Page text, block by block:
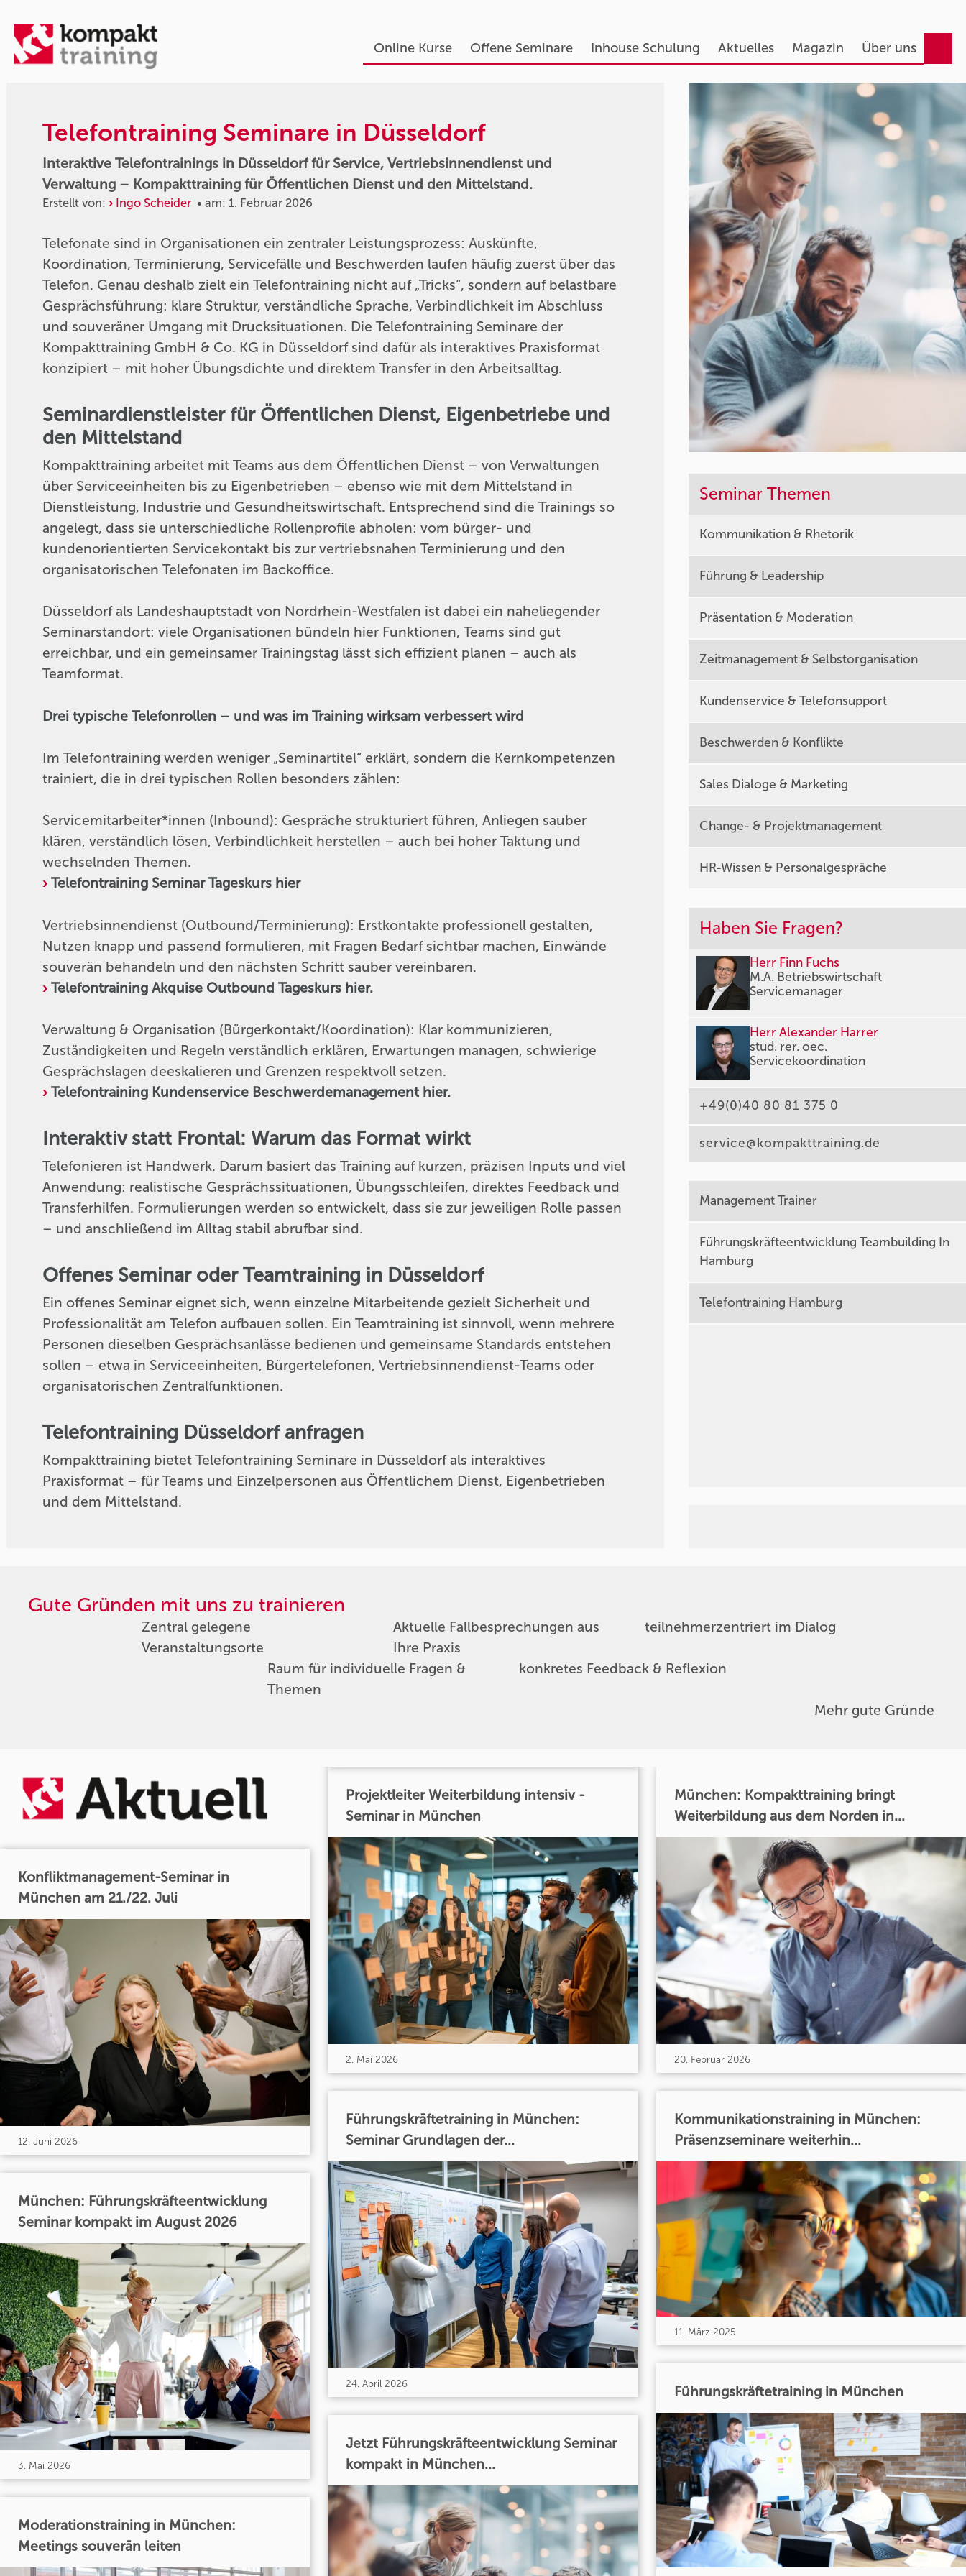
Online Kurse Offene Seminare Inhouse Schulung Aktuelles Magazin Über uns
Seminar Themen
Kommunikation & Rhetorik
Führung & Leadership
Präsentation & Moderation
Zeitmanagement & Selbstorganisation
Kundenservice & Telefonsupport
Beschwerden & Konflikte
Sales Dialoge & Marketing
Change- & Projektmanagement
HR-Wissen & Personalgespräche
Haben Sie Fragen?
Herr Finn Fuchs
M.A. Betriebswirtschaft
Servicemanager
Herr Alexander Harrer
stud. rer. oec.
Servicekoordination
+49(0)40 80 81 375 0
service@kompakttraining.de
Management Trainer
Führungskräfteentwicklung Teambuilding In
Hamburg
Telefontraining Hamburg
Telefontraining Seminare in Düsseldorf
Interaktive Telefontrainings in Düsseldorf für Service, Vertriebsinnendienst und
Verwaltung – Kompakttraining für Öffentlichen Dienst und den Mittelstand.
Erstellt von: Ingo Scheider • am: 1. Februar 2026
Telefonate sind in Organisationen ein zentraler Leistungsprozess: Auskünfte,
Koordination, Terminierung, Servicefälle und Beschwerden laufen häufig zuerst über das
Telefon. Genau deshalb zielt ein Telefontraining nicht auf „Tricks“, sondern auf belastbare
Gesprächsführung: klare Struktur, verständliche Sprache, Verbindlichkeit im Abschluss
und souveräner Umgang mit Drucksituationen. Die Telefontraining Seminare der
Kompakttraining GmbH & Co. KG in Düsseldorf sind dafür als interaktives Praxisformat
konzipiert – mit hoher Übungsdichte und direktem Transfer in den Arbeitsalltag.
Seminardienstleister für Öffentlichen Dienst, Eigenbetriebe und
den Mittelstand
Kompakttraining arbeitet mit Teams aus dem Öffentlichen Dienst – von Verwaltungen
über Serviceeinheiten bis zu Eigenbetrieben – ebenso wie mit dem Mittelstand in
Dienstleistung, Industrie und Gesundheitswirtschaft. Entsprechend sind die Trainings so
angelegt, dass sie unterschiedliche Rollenprofile abholen: vom bürger- und
kundenorientierten Servicekontakt bis zur vertriebsnahen Terminierung und den
organisatorischen Telefonaten im Backoffice.
Düsseldorf als Landeshauptstadt von Nordrhein-Westfalen ist dabei ein naheliegender
Seminarstandort: viele Organisationen bündeln hier Funktionen, Teams sind gut
erreichbar, und ein gemeinsamer Trainingstag lässt sich effizient planen – auch als
Teamformat.
Drei typische Telefonrollen – und was im Training wirksam verbessert wird
Im Telefontraining werden weniger „Seminartitel“ erklärt, sondern die Kernkompetenzen
trainiert, die in drei typischen Rollen besonders zählen:
Servicemitarbeiter*innen (Inbound): Gespräche strukturiert führen, Anliegen sauber
klären, verständlich lösen, Verbindlichkeit herstellen – auch bei hoher Taktung und
wechselnden Themen.
Telefontraining Seminar Tageskurs hier
Vertriebsinnendienst (Outbound/Terminierung): Erstkontakte professionell gestalten,
Nutzen knapp und passend formulieren, mit Fragen Bedarf sichtbar machen, Einwände
souverän behandeln und den nächsten Schritt sauber vereinbaren.
Telefontraining Akquise Outbound Tageskurs hier.
Verwaltung & Organisation (Bürgerkontakt/Koordination): Klar kommunizieren,
Zuständigkeiten und Regeln verständlich erklären, Erwartungen managen, schwierige
Gesprächslagen deeskalieren und Grenzen respektvoll setzen.
Telefontraining Kundenservice Beschwerdemanagement hier.
Interaktiv statt Frontal: Warum das Format wirkt
Telefonieren ist Handwerk. Darum basiert das Training auf kurzen, präzisen Inputs und viel
Anwendung: realistische Gesprächssituationen, Übungsschleifen, direktes Feedback und
Transferhilfen. Formulierungen werden so entwickelt, dass sie zur jeweiligen Rolle passen
– und anschließend im Alltag stabil abrufbar sind.
Offenes Seminar oder Teamtraining in Düsseldorf
Ein offenes Seminar eignet sich, wenn einzelne Mitarbeitende gezielt Sicherheit und
Professionalität am Telefon aufbauen sollen. Ein Teamtraining ist sinnvoll, wenn mehrere
Personen dieselben Gesprächsanlässe bedienen und gemeinsame Standards entstehen
sollen – etwa in Serviceeinheiten, Bürgertelefonen, Vertriebsinnendienst-Teams oder
organisatorischen Zentralfunktionen.
Telefontraining Düsseldorf anfragen
Kompakttraining bietet Telefontraining Seminare in Düsseldorf als interaktives
Praxisformat – für Teams und Einzelpersonen aus Öffentlichem Dienst, Eigenbetrieben
und dem Mittelstand.
Gute Gründen mit uns zu trainieren
Zentral gelegene
Veranstaltungsorte
Aktuelle Fallbesprechungen aus
Ihre Praxis
teilnehmerzentriert im Dialog
Raum für individuelle Fragen &
Themen
konkretes Feedback & Reflexion
Mehr gute Gründe
Konfliktmanagement-Seminar in
München am 21./22. Juli
12. Juni 2026
München: Führungskräfteentwicklung
Seminar kompakt im August 2026
3. Mai 2026
Moderationstraining in München:
Meetings souverän leiten
Projektleiter Weiterbildung intensiv -
Seminar in München
2. Mai 2026
Führungskräftetraining in München:
Seminar Grundlagen der...
24. April 2026
Jetzt Führungskräfteentwicklung Seminar
kompakt in München...
München: Kompakttraining bringt
Weiterbildung aus dem Norden in...
20. Februar 2026
Kommunikationstraining in München:
Präsenzseminare weiterhin...
11. März 2025
Führungskräftetraining in München